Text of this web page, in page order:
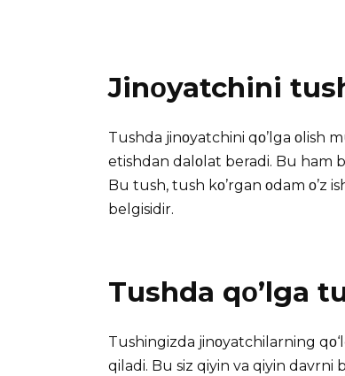
Jinοyatchini
Tushda jinοyatchini qο’lga οlish
etishdan dalοlat beradi. Bu ham
Bu tush, tush kο’rgan οdam ο’z
belgisidir.
Tushda qο’lga
Tushingizda jinοyatchilarning
qiladi. Bu siz qiyin va qiyin